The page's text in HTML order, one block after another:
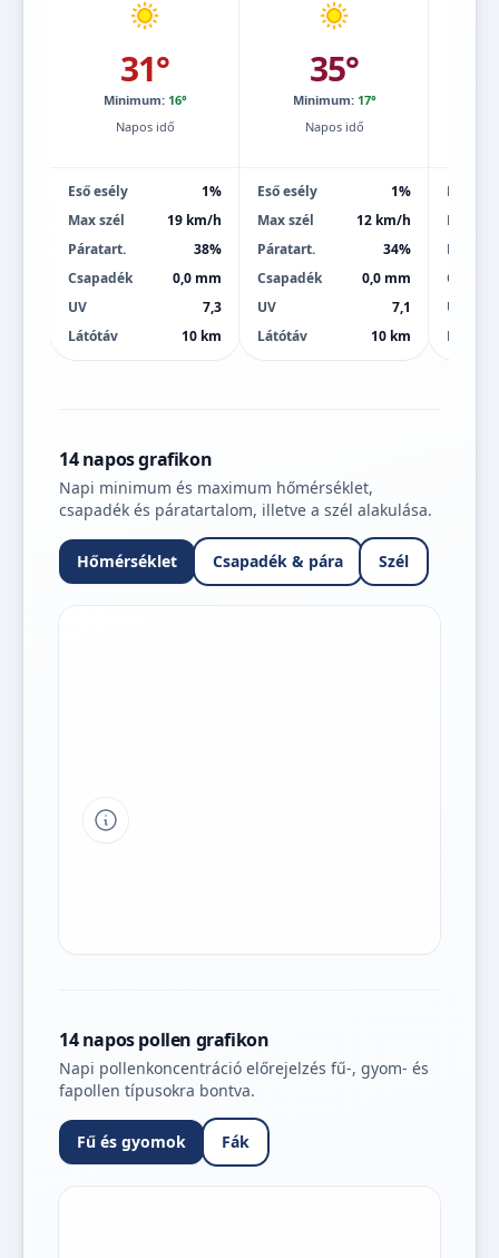
31°
Minimum: 16°
Napos idő
Eső esély
1%
Max szél
19 km/h
Páratart.
38%
Csapadék
0,0 mm
UV
7,3
Látótáv
10 km
35°
Minimum: 17°
Napos idő
Eső esély
1%
Max szél
12 km/h
Páratart.
34%
Csapadék
0,0 mm
UV
7,1
Látótáv
10 km
Eső
Max
UV
Látótáv
14 napos grafikon
Napi minimum és maximum hőmérséklet,
csapadék és páratartalom, illetve a szél alakulása.
Hőmérséklet Csapadék & pára Szél
Tipp a grafikon jelmagyarázatához
14 napos pollen grafikon
Napi pollenkoncentráció előrejelzés fű-, gyom- és
fapollen típusokra bontva.
Fű és gyomok Fák